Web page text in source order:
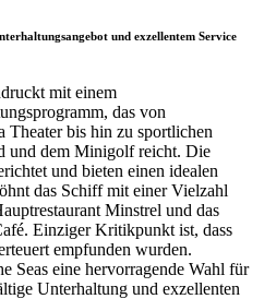
und exzellentem Service
mit einem
das von
Theater bis hin zu sportlichen
und dem Minigolf reicht. Die
und bieten einen idealen
das Schiff mit einer Vielzahl
Minstrel und das
Einziger Kritikpunkt ist, dass
empfunden wurden.
Seas eine hervorragende Wahl für
Unterhaltung und exzellenten